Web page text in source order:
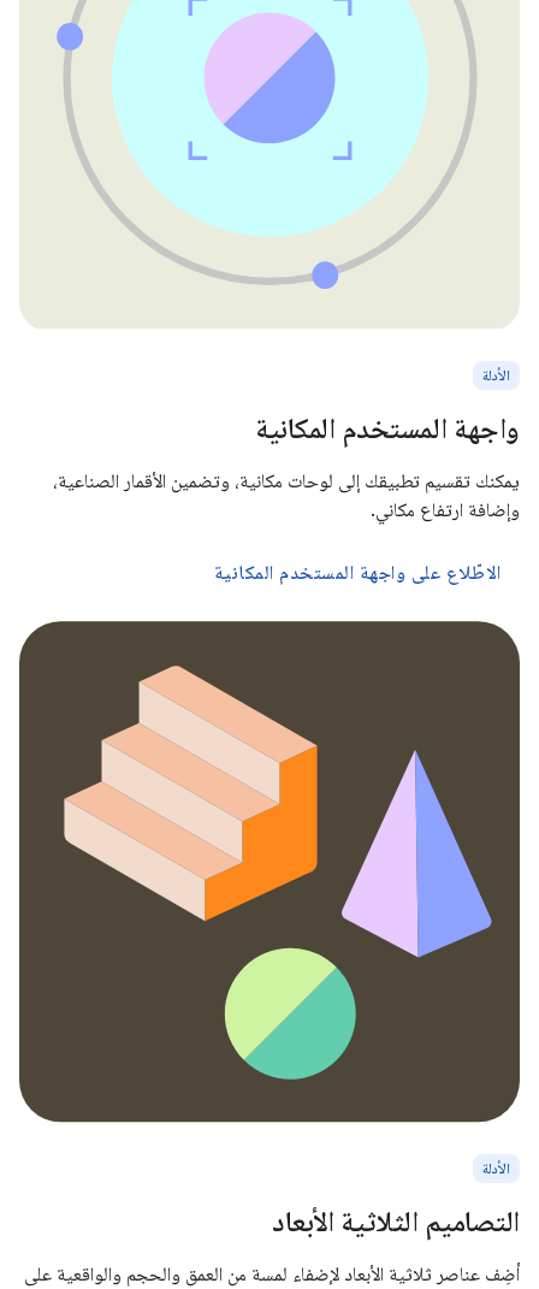
الأدلة
واجهة المستخدم المكانية
يمكنك تقسيم تطبيقك إلى لوحات مكانية، وتضمين الأقمار الصناعية،
وإضافة ارتفاع مكاني.
الاطّلاع على واجهة المستخدم المكانية
الأدلة
التصاميم الثلاثية الأبعاد
أضِف عناصر ثلاثية الأبعاد لإضفاء لمسة من العمق والحجم والواقعية على